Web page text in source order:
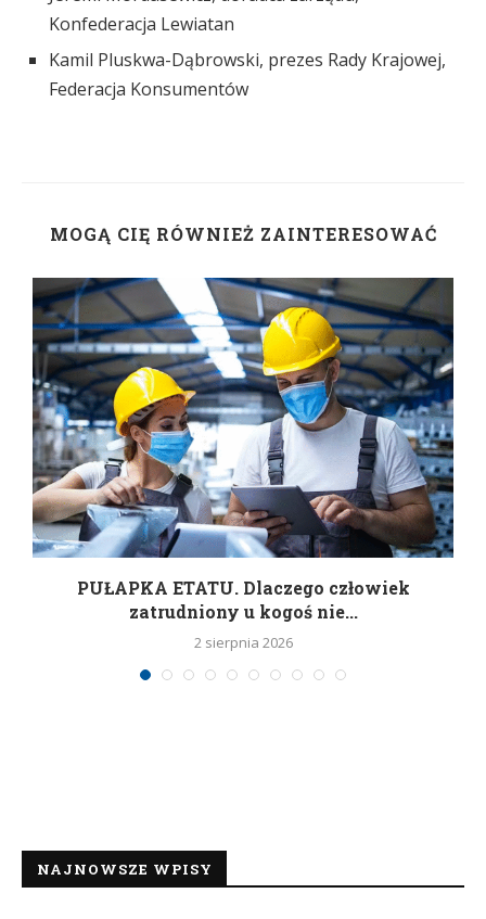
Konfederacja Lewiatan
Kamil Pluskwa-Dąbrowski, prezes Rady Krajowej,
Federacja Konsumentów
MOGĄ CIĘ RÓWNIEŻ ZAINTERESOWAĆ
PUŁAPKA ETATU. Dlaczego człowiek
zatrudniony u kogoś nie...
2 sierpnia 2026
NAJNOWSZE WPISY